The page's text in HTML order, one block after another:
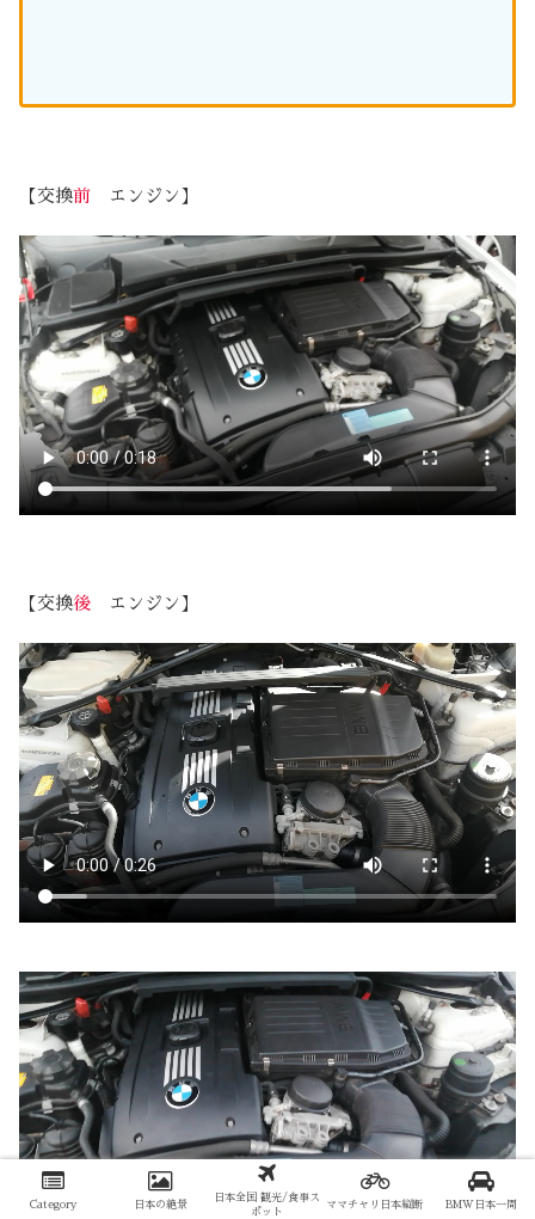
【交換前 エンジン】
【交換後 エンジン】
Category 日本の絶景
日本全国 観光/食事ス
ポット
ママチャリ日本縦断 BMW日本一周